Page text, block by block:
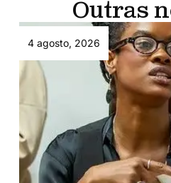
Outras
4 agosto, 2026